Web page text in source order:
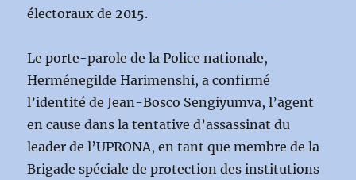
électoraux de 2015.
Le porte-parole de la Police nationale,
Herménegilde Harimenshi, a confirmé
l’identité de Jean-Bosco Sengiyumva, l’agent
en cause dans la tentative d’assassinat du
leader de l’UPRONA, en tant que membre de la
Brigade spéciale de protection des institutions